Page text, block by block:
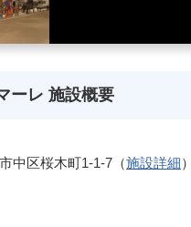
ーレ 施設概要
中区桜木町1-1-7（施設詳細